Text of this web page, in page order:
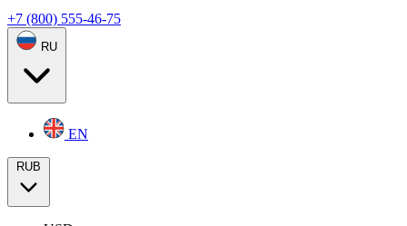
+7 (800) 555-46-75
RU
EN
RUB